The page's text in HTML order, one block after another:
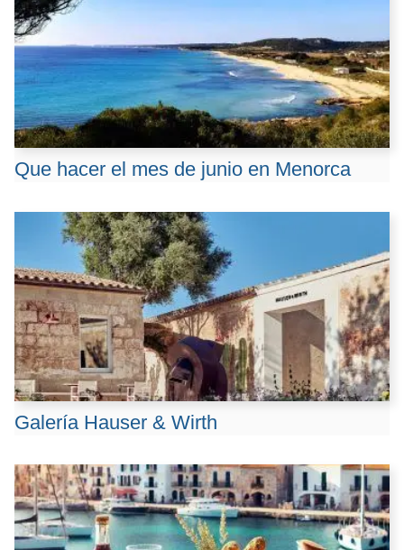
Que hacer el mes de junio en Menorca
Galería Hauser & Wirth